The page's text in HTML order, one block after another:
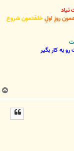
روزِ اولِخلقتمون شروع
به کار بگیر
ب
ا